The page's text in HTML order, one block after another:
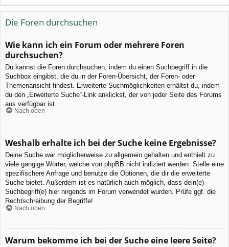
Die Foren durchsuchen
Wie kann ich ein Forum oder mehrere Foren
durchsuchen?
Du kannst die Foren durchsuchen, indem du einen Suchbegriff in die
Suchbox eingibst, die du in der Foren-Übersicht, der Foren- oder
Themenansicht findest. Erweiterte Suchmöglichkeiten erhältst du, indem
du den „Erweiterte Suche“-Link anklickst, der von jeder Seite des Forums
aus verfügbar ist.
Nach oben
Weshalb erhalte ich bei der Suche keine Ergebnisse?
Deine Suche war möglicherweise zu allgemein gehalten und enthielt zu
viele gängige Wörter, welche von phpBB nicht indiziert werden. Stelle eine
spezifischere Anfrage und benutze die Optionen, die dir die erweiterte
Suche bietet. Außerdem ist es natürlich auch möglich, dass dein(e)
Suchbegriff(e) hier nirgends im Forum verwendet wurden. Prüfe ggf. die
Rechtschreibung der Begriffe!
Nach oben
Warum bekomme ich bei der Suche eine leere Seite?